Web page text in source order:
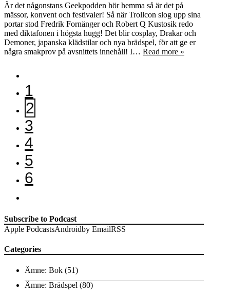
Är det någonstans Geekpodden hör hemma så är det på
mässor, konvent och festivaler! Så när Trollcon slog upp sina
portar stod Fredrik Fornänger och Robert Q Kustosik redo
med diktafonen i högsta hugg! Det blir cosplay, Drakar och
Demoner, japanska klädstilar och nya brädspel, för att ge er
några smakprov på avsnittets innehåll! I… Read more »
1
2
3
4
5
6
Subscribe to Podcast
Apple PodcastsAndroidby EmailRSS
Categories
Ämne: Bok (51)
Ämne: Brädspel (80)